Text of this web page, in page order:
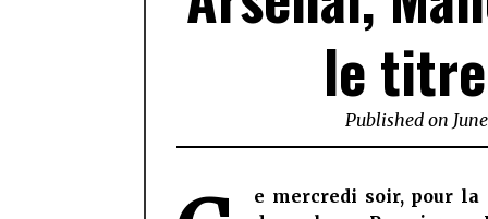
le
Published on
e mercredi soir, pour la